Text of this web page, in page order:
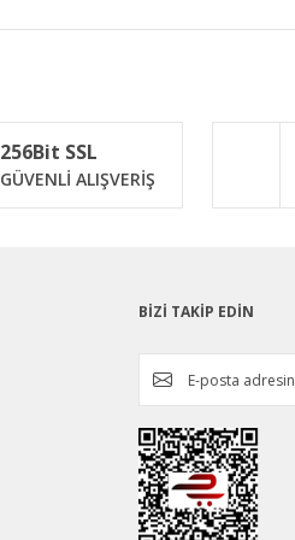
256Bit SSL
GÜVENLİ ALIŞVERİŞ
BİZİ TAKİP EDİN